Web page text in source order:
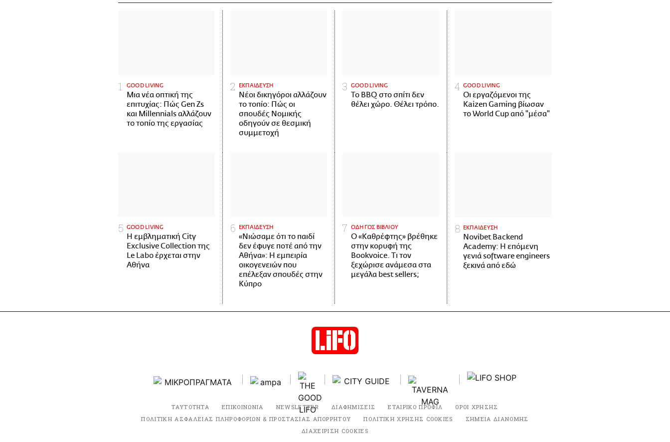
GOOD LIVING
Μια νέα οπτική της
επιτυχίας: Πώς Gen Zs
και Millennials αλλάζουν
το τοπίο της εργασίας
ΕΚΠΑΙΔΕΥΣΗ
Νέοι δικηγόροι αλλάζουν
το τοπίο: Πώς οι
σπουδές Νομικής
οδηγούν σε θεσμική
συμμετοχή
GOOD LIVING
Το BBQ στο σπίτι δεν
θέλει χώρο. Θέλει τρόπο.
GOOD LIVING
Οι εργαζόμενοι της
Kaizen Gaming βίωσαν
το World Cup από "μέσα"
GOOD LIVING
Η εμβληματική City
Exclusive Collection της
Le Labo έρχεται στην
Αθήνα
ΕΚΠΑΙΔΕΥΣΗ
«Νιώσαμε ότι το παιδί
δεν έφυγε ποτέ από την
Αθήνα»: Η εμπειρία
οικογενειών που
επέλεξαν σπουδές στην
Κύπρο
ΟΔΗΓΟΣ ΒΙΒΛΙΟΥ
Ο «Καθρέφτης» βρέθηκε
στην κορυφή της
Bookvoice. Τι τον
ξεχώρισε ανάμεσα στα
μεγάλα best sellers;
ΕΚΠΑΙΔΕΥΣΗ
Novibet Backend
Academy: Η επόμενη
γενιά software engineers
ξεκινά από εδώ
ΤΑΥΤΟΤΗΤΑ ΕΠΙΚΟΙΝΩΝΙΑ NEWSLETTER ΔΙΑΦΗΜΙΣΕΙΣ ΕΤΑΙΡΙΚΟ ΠΡΟΦΙΛ
ΟΡΟΙ ΧΡΗΣΗΣ
ΠΟΛΙΤΙΚΗ ΑΣΦΑΛΕΙΑΣ ΠΛΗΡΟΦΟΡΙΩΝ & ΠΡΟΣΤΑΣΙΑΣ ΑΠΟΡΡΗΤΟΥ
ΠΟΛΙΤΙΚΗ ΧΡΗΣΗΣ COOKIES
ΣΗΜΕΙΑ ΔΙΑΝΟΜΗΣ
ΔΙΑΧΕΙΡΙΣΗ COOKIES